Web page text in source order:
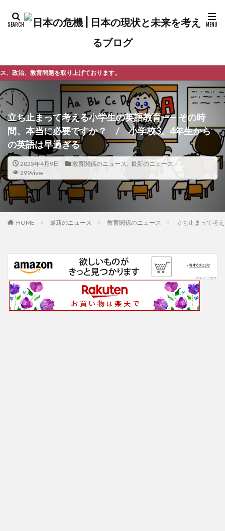
げております。
立ち止まって考える小学生の英語教育 —— その時
間、本当に必要ですか？ / 小学校3、4年生から
の英語は早過ぎる
2025年4月9日 教育関係のニュース
最新のニュース
299view
HOME 最新のニュース 教育関係のニュース 立ち止まって考